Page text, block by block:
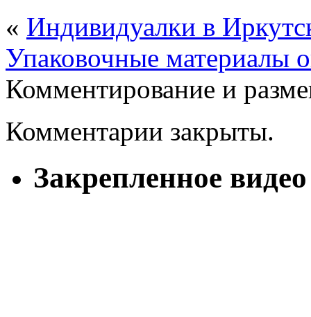
« Индивидуалки в
Упаковочные материалы
Комментирование и
Комментарии закрыты.
Закрепленное видео